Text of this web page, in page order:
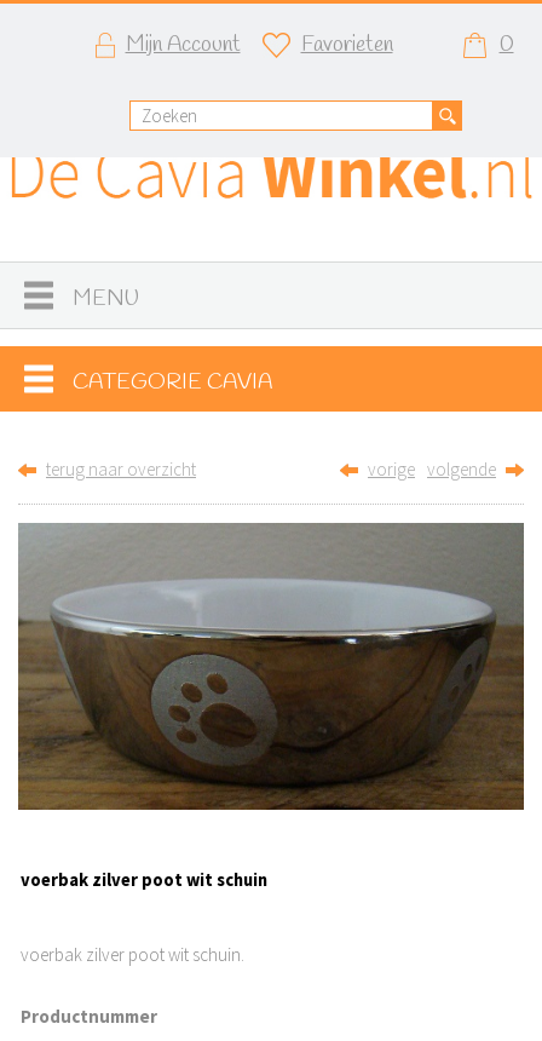
Mijn Account Favorieten 0
MENU
CATEGORIE CAVIA
terug naar overzicht vorige volgende
voerbak zilver poot wit schuin
voerbak zilver poot wit schuin.
Productnummer